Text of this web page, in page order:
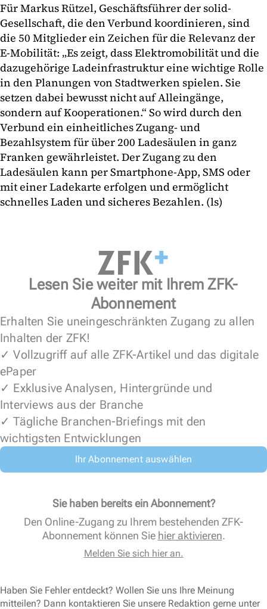
Für Markus Rützel, Geschäftsführer der solid-
Gesellschaft, die den Verbund koordinieren, sind
die 50 Mitglieder ein Zeichen für die Relevanz der
E-Mobilität: „Es zeigt, dass Elektromobilität und die
dazugehörige Ladeinfrastruktur eine wichtige Rolle
in den Planungen von Stadtwerken spielen. Sie
setzen dabei bewusst nicht auf Alleingänge,
sondern auf Kooperationen.“ So wird durch den
Verbund ein einheitliches Zugang- und
Bezahlsystem für über 200 Ladesäulen in ganz
Franken gewährleistet. Der Zugang zu den
Ladesäulen kann per Smartphone-App, SMS oder
mit einer Ladekarte erfolgen und ermöglicht
schnelles Laden und sicheres Bezahlen. (ls)
Lesen Sie weiter mit Ihrem ZFK-
Abonnement
Erhalten Sie uneingeschränkten Zugang zu allen
Inhalten der ZFK!
✓ Vollzugriff auf alle ZFK-Artikel und das digitale
ePaper
✓ Exklusive Analysen, Hintergründe und
Interviews aus der Branche
✓ Tägliche Branchen-Briefings mit den
wichtigsten Entwicklungen
Ihr Abonnement auswählen
Sie haben bereits ein Abonnement?
Den Online-Zugang zu Ihrem bestehenden ZFK-
Abonnement können Sie hier aktivieren.
Melden Sie sich hier an.
Haben Sie Fehler entdeckt? Wollen Sie uns Ihre Meinung
mitteilen? Dann kontaktieren Sie unsere Redaktion gerne unter